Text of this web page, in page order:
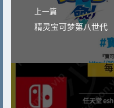
上一篇
精灵宝可梦第八世代